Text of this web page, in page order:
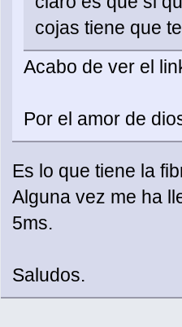
cojas tiene que
Acabo de ver el
Por el amor de
Es lo que tiene la
Alguna vez me ha
5ms.
Saludos.